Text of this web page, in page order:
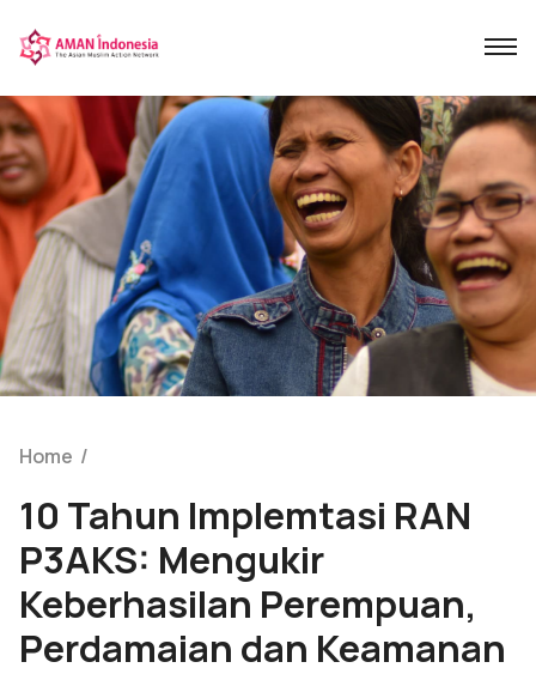
Home /
10 Tahun Implemtasi RAN
P3AKS: Mengukir
Keberhasilan Perempuan,
Perdamaian dan Keamanan